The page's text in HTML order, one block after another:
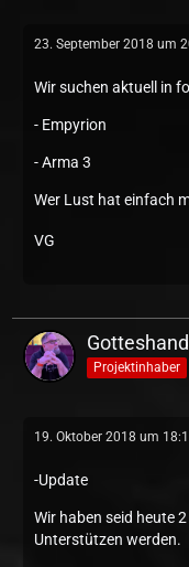
23. September 2018 um
Wir suchen aktuell in
- Empyrion
- Arma 3
Wer Lust hat einfach
VG
Gotteshand
Projektinhaber
19. Oktober 2018 um
-Update
Wir haben seid heute
Unterstützen werden.